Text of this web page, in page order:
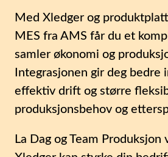
Med Xledger og
MES fra AMS får du et
samler økonomi og
Integrasjonen gir deg bedre
effektiv drift og større
produksjonsbehov og
La Dag og Team Produksjon